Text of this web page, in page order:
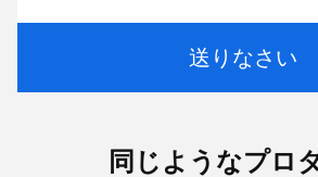
送りなさい
同じようなプロ